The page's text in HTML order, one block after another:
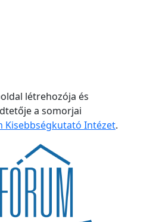
létrehozója és
a somorjai
Kisebbségkutató Intézet.